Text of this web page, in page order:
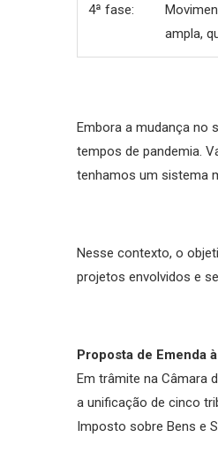
4ª fase:
ampla,
Embora a mudança no
tempos de pandemia.
tenhamos um sistema
Nesse contexto, o
projetos envolvidos e
Proposta de Emenda
Em trâmite na Câmara
a unificação de cinco
Imposto sobre Bens e